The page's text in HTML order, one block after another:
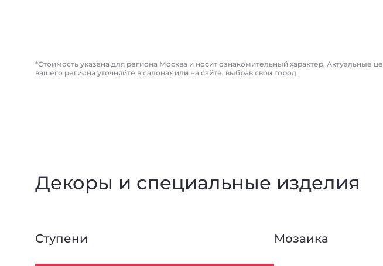
*Стоимость указана для региона Москва и носит ознакомительный характер. Актуальные
вашего региона уточняйте в салонах или на сайте, выбрав свой город.
Декоры и специальные изделия
Ступени Мозаика